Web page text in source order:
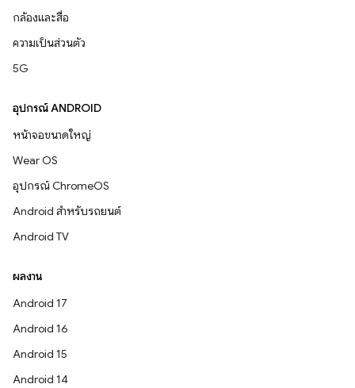
กล้องและสื่อ
ความเป็นส่วนตัว
5G
อุปกรณ์ ANDROID
หน้าจอขนาดใหญ่
Wear OS
อุปกรณ์ ChromeOS
Android สำหรับรถยนต์
Android TV
ผลงาน
Android 17
Android 16
Android 15
Android 14